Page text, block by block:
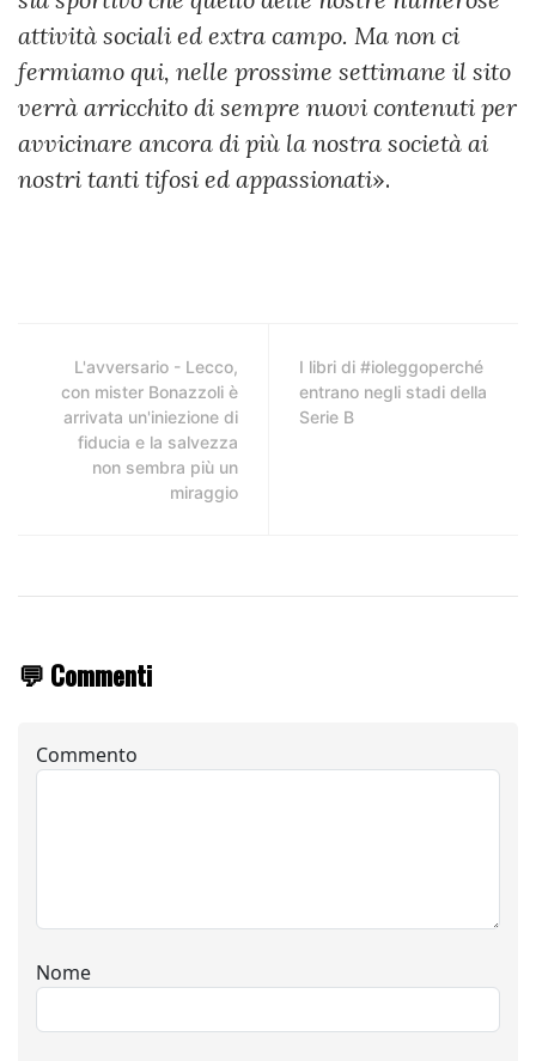
attività sociali ed extra campo. Ma non ci
fermiamo qui, nelle prossime settimane il sito
verrà arricchito di sempre nuovi contenuti per
avvicinare ancora di più la nostra società ai
nostri tanti tifosi ed appassionati».
L'avversario - Lecco,
con mister Bonazzoli è
arrivata un'iniezione di
fiducia e la salvezza
non sembra più un
miraggio
I libri di #ioleggoperché
entrano negli stadi della
Serie B
💬 Commenti